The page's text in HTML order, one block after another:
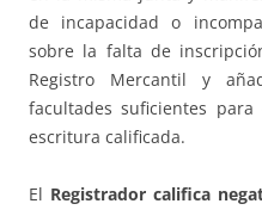
de incapacidad o
sobre la falta de
Registro Mercantil y
facultades suficientes
escritura calificada.
El Registrador califica